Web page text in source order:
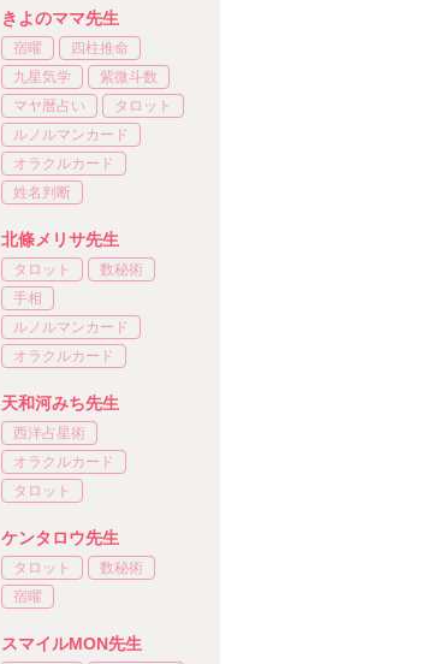
きよのママ先生
宿曜
四柱推命
九星気学
紫微斗数
マヤ暦占い
タロット
ルノルマンカード
オラクルカード
姓名判断
北條メリサ先生
タロット
数秘術
手相
ルノルマンカード
オラクルカード
天和河みち先生
西洋占星術
オラクルカード
タロット
ケンタロウ先生
タロット
数秘術
宿曜
スマイルMON先生